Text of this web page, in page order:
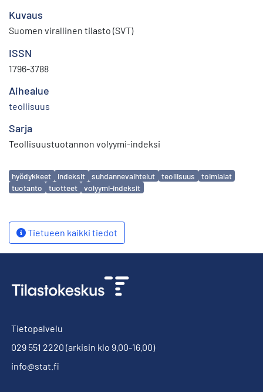
Kuvaus
Suomen virallinen tilasto (SVT)
ISSN
1796-3788
Aihealue
teollisuus
Sarja
Teollisuustuotannon volyymi-indeksi
Avainsanat
hyödykkeet indeksit suhdannevaihtelut teollisuus
toimialat
tuotanto
tuotteet volyymi-indeksit
Tietueen kaikki tiedot
Tietopalvelu
029 551 2220 (arkisin klo 9.00-16.00)
info@stat.fi